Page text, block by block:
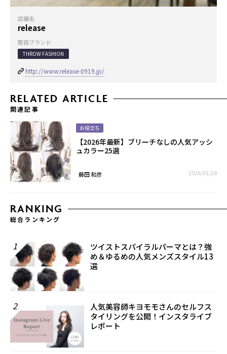
店舗名
release
取扱ブランド
THROW FASHION
http://www.release-0919.jp/
RELATED ARTICLE
関連記事
お役立ち
【2026年最新】ブリーチなしの人気アッシ
ュカラー25選
藤田 和彦 2026/01/28
RANKING
総合ランキング
1
ツイストスパイラルパーマとは？強
め＆ゆるめの人気メンズスタイル13
選
2
人気美容師キヨモモさんのセルフス
タイリングを公開！インスタライブ
レポート